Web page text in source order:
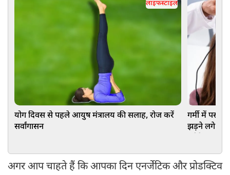
लाइफस्टाइल
योग दिवस से पहले आयुष मंत्रालय की सलाह, रोज करें
सर्वांगासन
गर्मी में
झड़ने लगे
अगर आप चाहते हैं कि आपका दिन एनर्जेटिक और प्रोडक्टिव